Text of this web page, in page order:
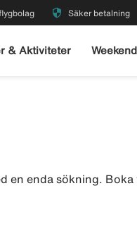
security Säker betalning
& Aktiviteter
en enda sökning.